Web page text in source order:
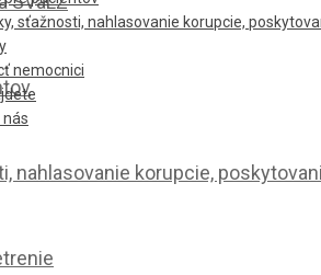
nahlasovanie korupcie,
sťažnosti, nahlasovanie korupcie,
nemocnici